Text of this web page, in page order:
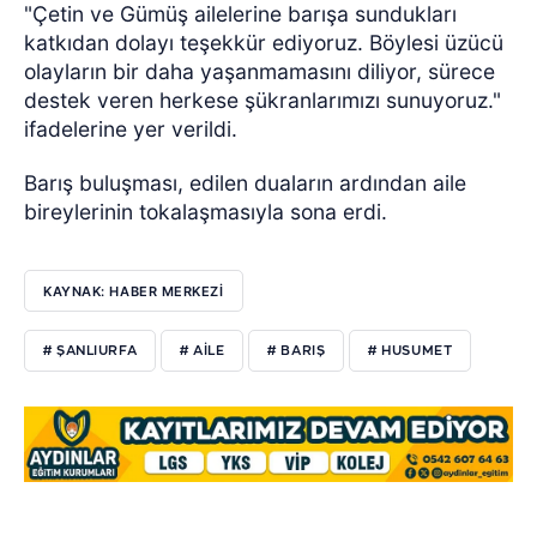
"Çetin ve Gümüş ailelerine barışa sundukları
katkıdan dolayı teşekkür ediyoruz. Böylesi üzücü
olayların bir daha yaşanmamasını diliyor, sürece
destek veren herkese şükranlarımızı sunuyoruz."
ifadelerine yer verildi.
Barış buluşması, edilen duaların ardından aile
bireylerinin tokalaşmasıyla sona erdi.
KAYNAK: HABER MERKEZİ
# ŞANLIURFA # AILE # BARIŞ # HUSUMET